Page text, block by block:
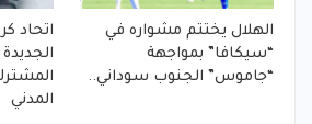
الهلال يختتم مشواره في
“سيكافا” بمواجهة
“جاموس” الجنوب سوداني..
اتحاد
المدني